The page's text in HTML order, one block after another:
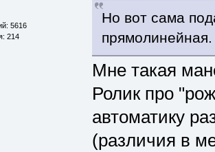
5616
214
Но вот сама
прямолинейная.
Мне такая
Ролик про
автоматику
(различия в